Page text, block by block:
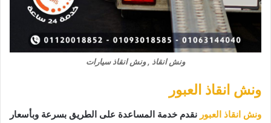
ونش انقاذ , ونش انقاذ سيارات
ونش انقاذ العبور
ونش انقاذ العبور نقدم خدمة المساعدة على الطريق بسرعة وبأسعار